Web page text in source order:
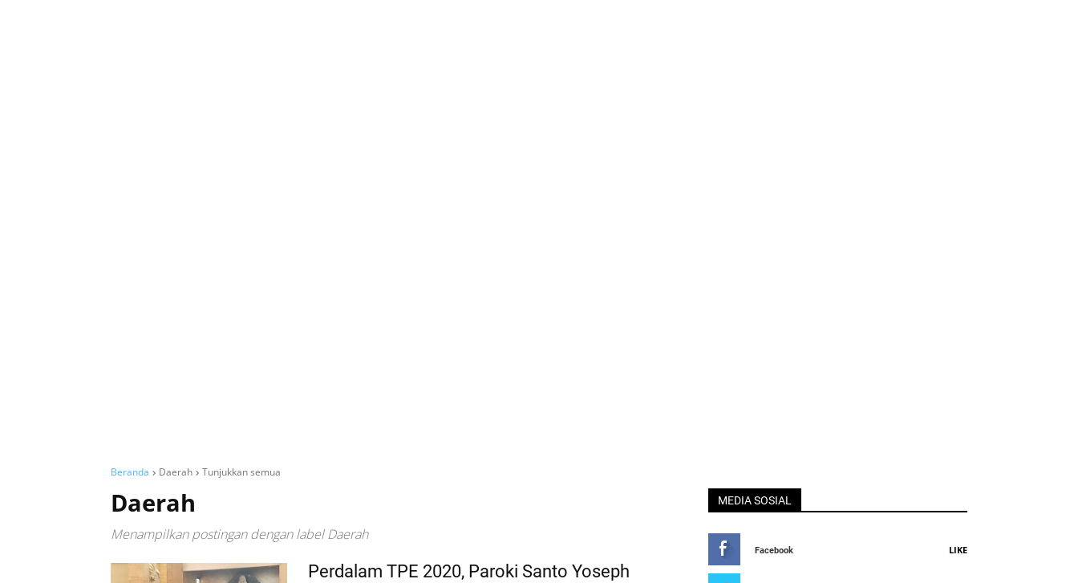
Beranda Daerah Tunjukkan semua
Daerah
Menampilkan postingan dengan labelDaerah
Perdalam TPE 2020, Paroki Santo Yoseph
MEDIA SOSIAL
Facebook LIKE